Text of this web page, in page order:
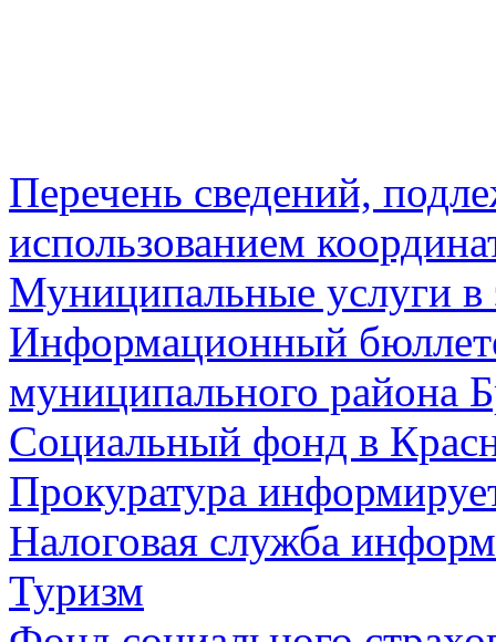
Перечень сведений,
использованием
Муниципальные услуги в
Информационный
муниципального района
Социальный фонд в
Прокуратура
Налоговая служба
Туризм